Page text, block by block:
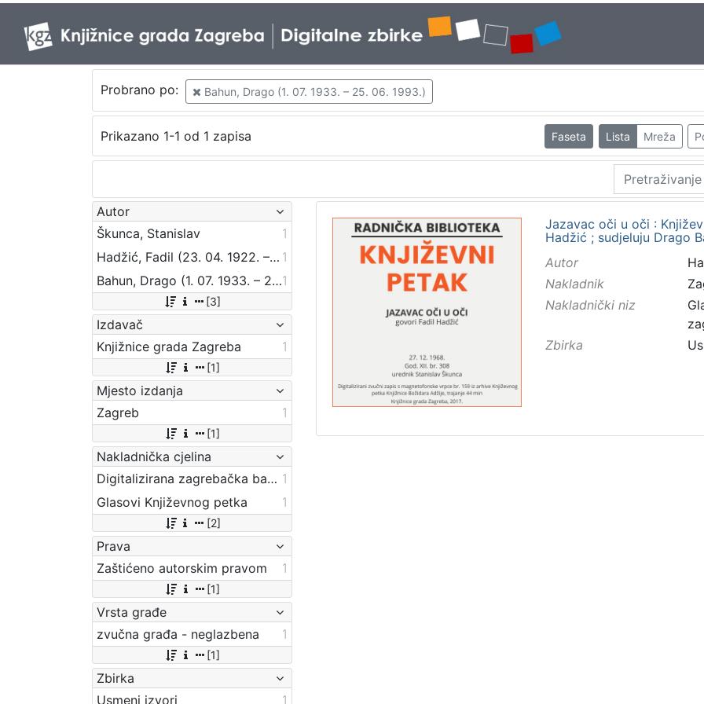
Probrano po: Bahun, Drago (1. 07. 1933. – 25. 06. 1993.)
Prikazano 1-1 od 1 zapisa Faseta Lista Mreža
Autor
Škunca, Stanislav
1
Hadžić, Fadil (23. 04. 1922. – 3. 01. 2011.) 1
Bahun, Drago (1. 07. 1933. – 25. 06. 1993.)1
[3]
Izdavač
Knjižnice grada Zagreba
1
[1]
Mjesto izdanja
Zagreb
1
[1]
Nakladnička cjelina
Digitalizirana zagrebačka baština 1
Glasovi Književnog petka
1
[2]
Prava
Zaštićeno autorskim pravom
1
[1]
Vrsta građe
zvučna građa - neglazbena
1
[1]
Zbirka
Usmeni izvori
1
Jazavac oči u oči :
Hadžić ; sudjeluju Drago
Autor
Nakladnik
Nakladnički niz
Zbirka